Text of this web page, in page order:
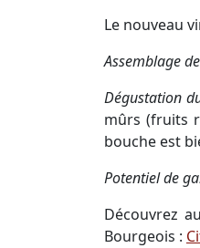
Le nouveau
Assemblage de
Dégustation
mûrs (fruits
bouche est
Potentiel de
Découvrez
Bourgeois :